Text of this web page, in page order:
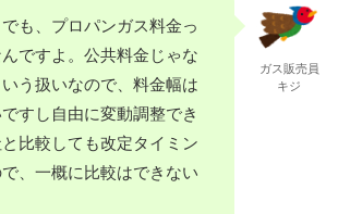
も、プロパンガス料金っ
ですよ。公共料金じゃな
う扱いなので、料金幅は
すし自由に変動調整でき
比較しても改定タイミン
、一概に比較はできない
ガス販売員
キジ